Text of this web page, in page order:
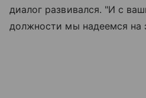
диалог развивался. "И с
должности мы надеемся на